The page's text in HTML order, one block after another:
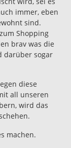
immer, eben
sind.
Shopping
brav was die
darüber sogar
diese
all unseren
wird das
machen.